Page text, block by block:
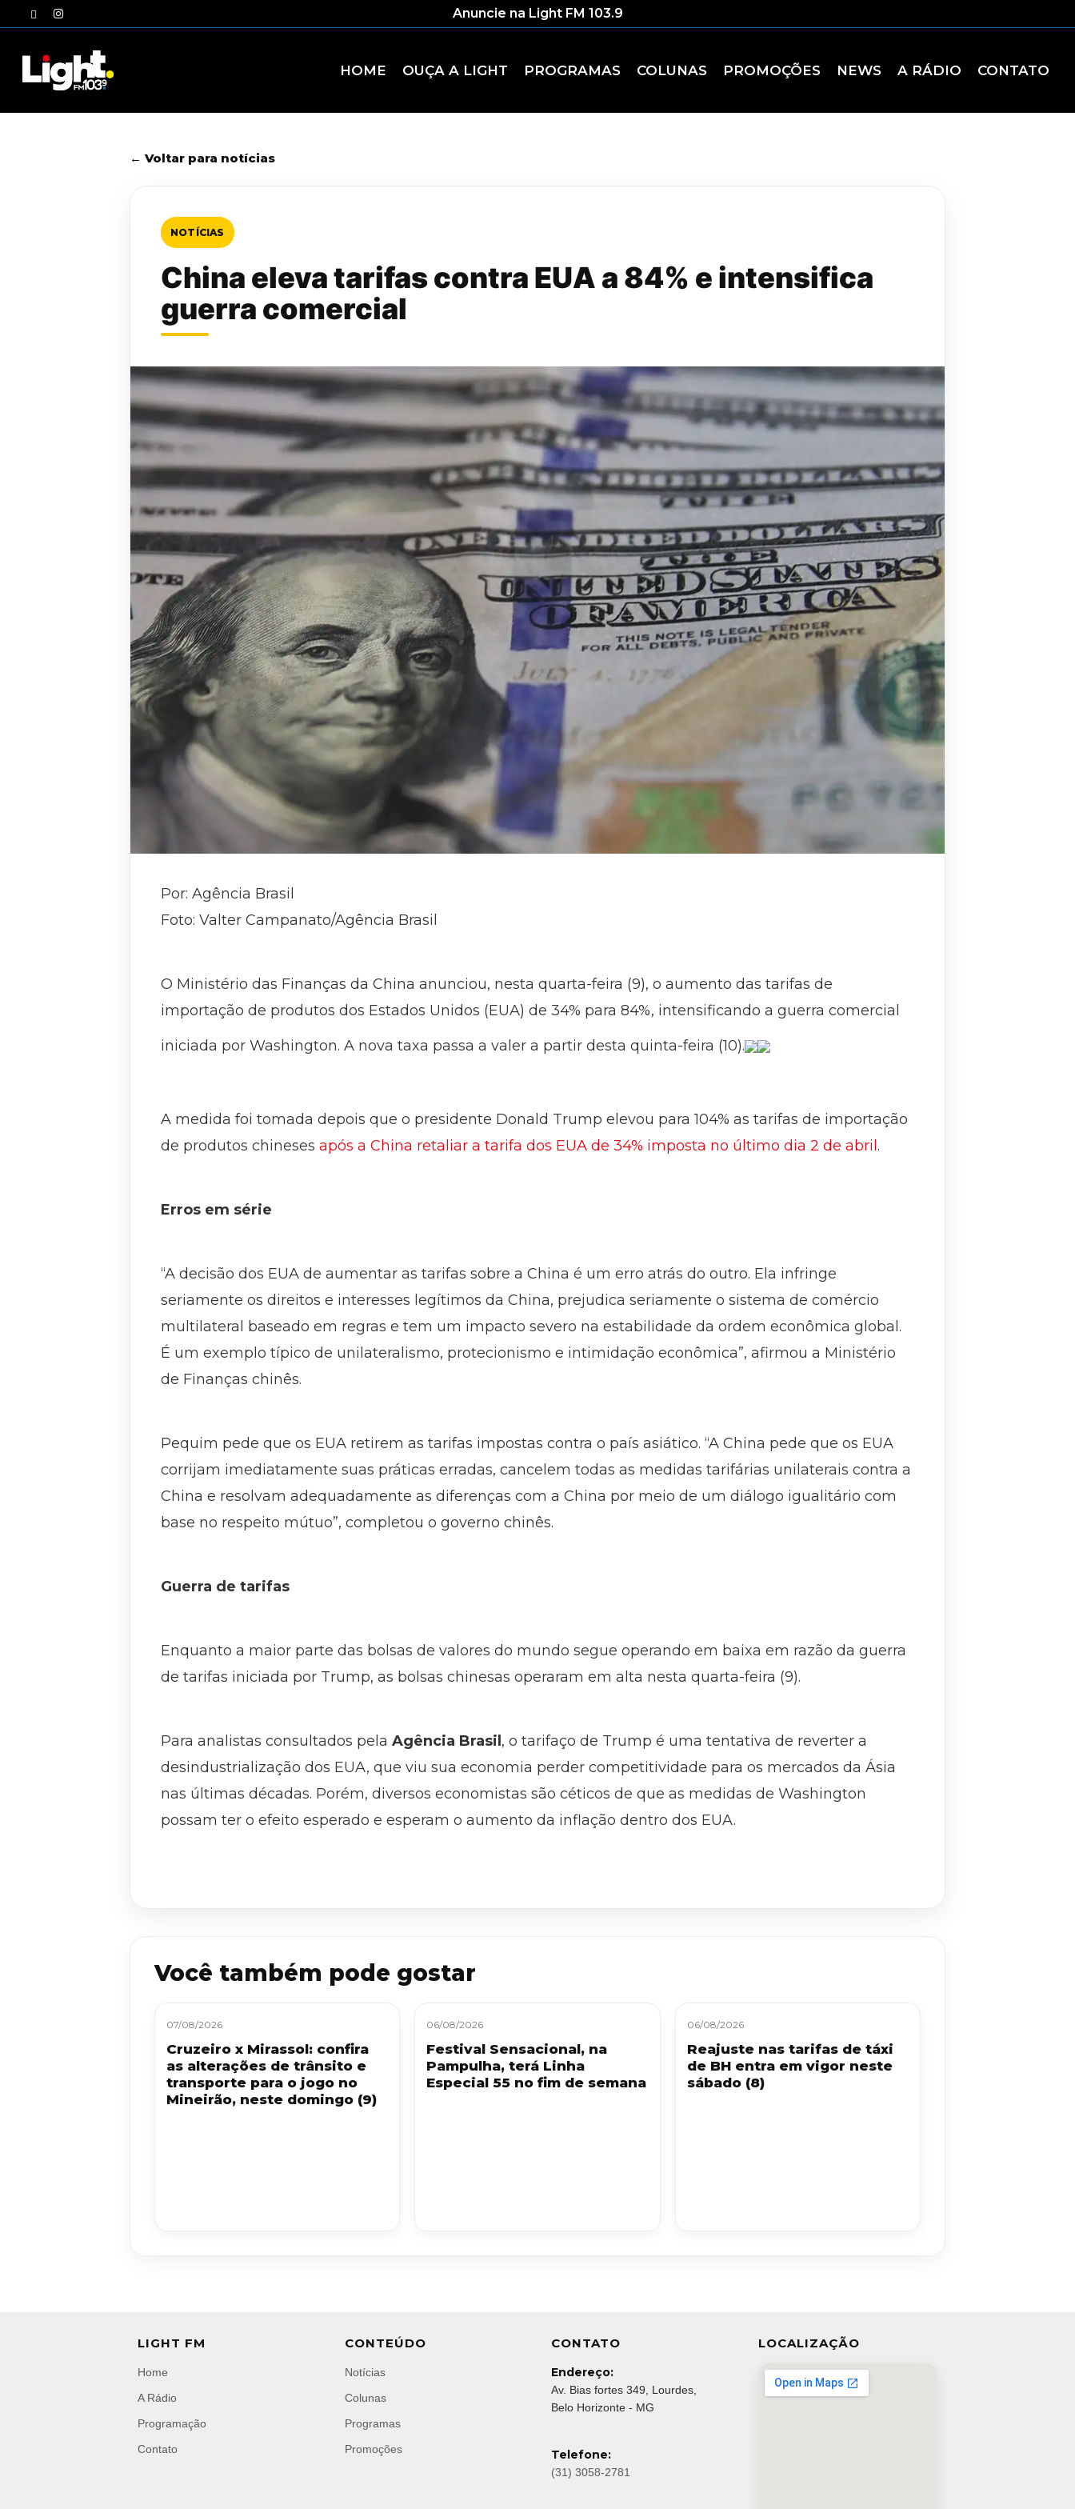
to
twitterinstagram Anuncie na Light FM 103.9
HOME OUÇA A LIGHT PROGRAMAS COLUNAS PROMOÇÕES NEWS A RÁDIO CONTATO
← Voltar para notícias
NOTÍCIAS
China eleva tarifas contra EUA a 84% e intensifica
guerra comercial
Por: Agência Brasil
Foto: Valter Campanato/Agência Brasil
O Ministério das Finanças da China anunciou, nesta quarta-feira (9), o aumento das tarifas de
importação de produtos dos Estados Unidos (EUA) de 34% para 84%, intensificando a guerra comercial
iniciada por Washington. A nova taxa passa a valer a partir desta quinta-feira (10).
A medida foi tomada depois que o presidente Donald Trump elevou para 104% as tarifas de importação
de produtos chineses após a China retaliar a tarifa dos EUA de 34% imposta no último dia 2 de abril .
Erros em série
“A decisão dos EUA de aumentar as tarifas sobre a China é um erro atrás do outro. Ela infringe
seriamente os direitos e interesses legítimos da China, prejudica seriamente o sistema de comércio
multilateral baseado em regras e tem um impacto severo na estabilidade da ordem econômica global.
É um exemplo típico de unilateralismo, protecionismo e intimidação econômica”, afirmou a Ministério
de Finanças chinês.
Pequim pede que os EUA retirem as tarifas impostas contra o país asiático. “A China pede que os EUA
corrijam imediatamente suas práticas erradas, cancelem todas as medidas tarifárias unilaterais contra a
China e resolvam adequadamente as diferenças com a China por meio de um diálogo igualitário com
base no respeito mútuo”, completou o governo chinês.
Guerra de tarifas
Enquanto a maior parte das bolsas de valores do mundo segue operando em baixa em razão da guerra
de tarifas iniciada por Trump, as bolsas chinesas operaram em alta nesta quarta-feira (9).
Para analistas consultados pela Agência Brasil , o tarifaço de Trump é uma tentativa de reverter a
desindustrialização dos EUA, que viu sua economia perder competitividade para os mercados da Ásia
nas últimas décadas. Porém, diversos economistas são céticos de que as medidas de Washington
possam ter o efeito esperado e esperam o aumento da inflação dentro dos EUA.
Você também pode gostar
07/08/2026
Cruzeiro x Mirassol: confira
as alterações de trânsito e
transporte para o jogo no
Mineirão, neste domingo (9)
06/08/2026
Festival Sensacional, na
Pampulha, terá Linha
Especial 55 no fim de semana
06/08/2026
Reajuste nas tarifas de táxi
de BH entra em vigor neste
sábado (8)
LIGHT FM
Home
A Rádio
Programação
Contato
CONTEÚDO
Notícias
Colunas
Programas
Promoções
CONTATO
Endereço:
Av. Bias fortes 349, Lourdes,
Belo Horizonte - MG
Telefone:
(31) 3058-2781
LOCALIZAÇÃO